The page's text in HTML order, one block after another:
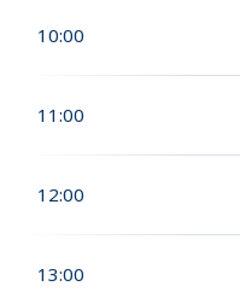
10:00
11:00
12:00
13:00